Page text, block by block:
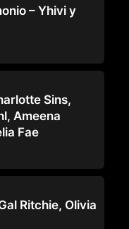
– Yhivi y
Sins,
Ameena
Fae
Ritchie, Olivia